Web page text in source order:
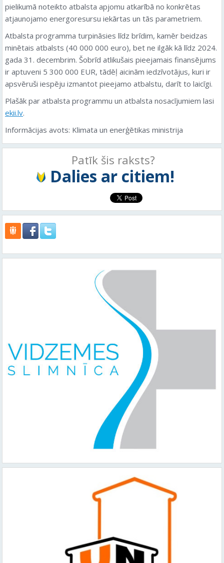
pielikumā noteikto atbalsta apjomu atkarībā no konkrētas
atjaunojamo energoresursu iekārtas un tās parametriem.
Atbalsta programma turpināsies līdz brīdim, kamēr beidzas
minētais atbalsts (40 000 000 euro), bet ne ilgāk kā līdz 2024.
gada 31. decembrim. Šobrīd atlikušais pieejamais finansējums
ir aptuveni 5 300 000 EUR, tādēļ aicinām iedzīvotājus, kuri ir
apsvēruši iespēju izmantot pieejamo atbalstu, darīt to laicīgi.
Plašāk par atbalsta programmu un atbalsta nosacījumiem lasi
ekii.lv.
Informācijas avots: Klimata un enerģētikas ministrija
Patīk šis raksts?
Dalies ar citiem!